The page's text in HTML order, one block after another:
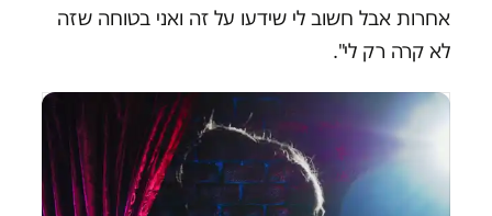
אחרות אבל חשוב לי שידעו על זה ואני בטוחה שזה
לא קרה רק לי".